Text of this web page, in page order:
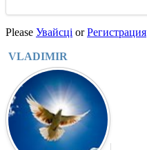
Please Увайсці orРегистрация
VLADIMIR